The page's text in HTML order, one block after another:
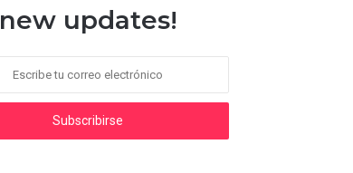
new updates!